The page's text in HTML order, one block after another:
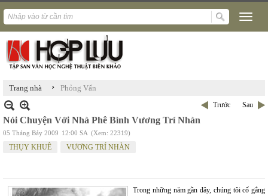
Trang nhà › Phỏng Vấn
Trước Sau
Nói Chuyện Với Nhà Phê Bình Vương Trí Nhàn
05 Tháng Bảy 2009 12:00 SA (Xem: 22319)
THỤY KHUÊ VƯƠNG TRÍ NHÀN
Trong những năm gần đây, chúng tôi cố gắng